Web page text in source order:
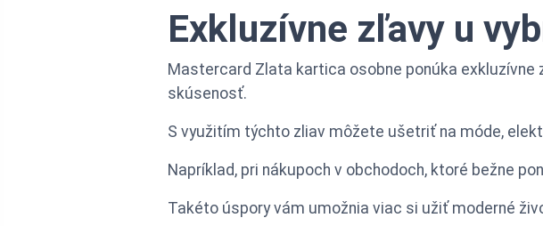
Exkluzívne zľavy u
Mastercard Zlata kartica osobne ponúka exkluzívne
skúsenosť.
S využitím týchto zliav môžete ušetriť na móde,
Napríklad, pri nákupoch v obchodoch, ktoré bežne
Takéto úspory vám umožnia viac si užiť moderné